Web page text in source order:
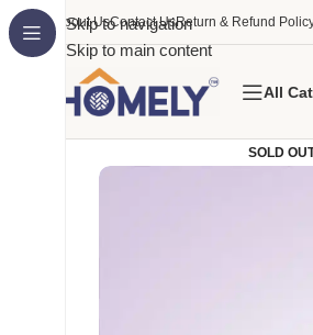
Skip to navigation
Skip to main content
About UsContact UsReturn & Refund
All
SOLD